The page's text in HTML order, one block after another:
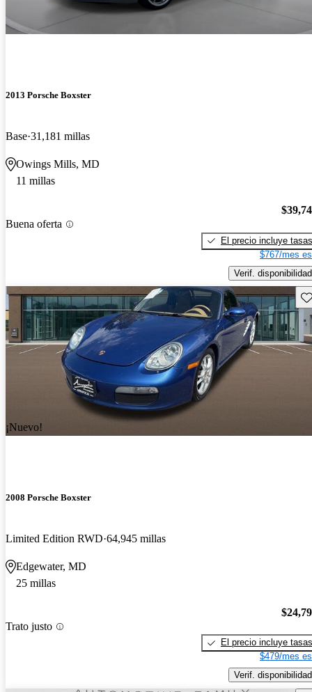
2013 Porsche Boxster
Base 31,181 millas
Owings Mills, MD
11 millas
Buena oferta
El precio incluye tasas
$767/mes
Verif. disponibilidad
¡Nuevo!
2008 Porsche Boxster
Limited Edition RWD 64,945 millas
Edgewater, MD
25 millas
Trato justo
El precio incluye tasas
$479/mes
Verif. disponibilidad